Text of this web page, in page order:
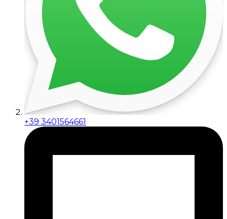
+39 3401564661